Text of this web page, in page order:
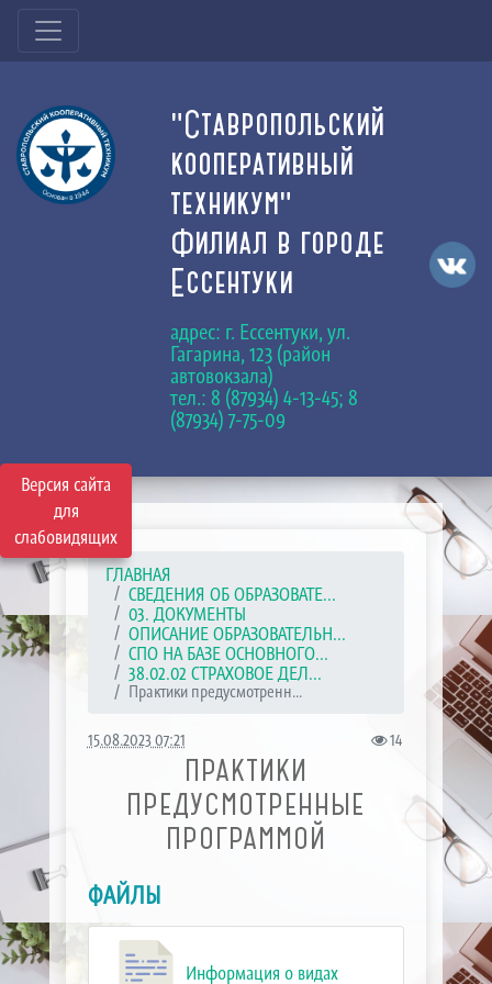
Версия сайта
для
слабовидящих
"Ставропольский
кооперативный
техникум"
Филиал в городе
Ессентуки
адрес: г. Ессентуки, ул.
Гагарина, 123 (район
автовокзала)
тел.: 8 (87934) 4-13-45; 8
(87934) 7-75-09
ГЛАВНАЯ
СВЕДЕНИЯ ОБ ОБРАЗОВАТЕ...
03. ДОКУМЕНТЫ
ОПИСАНИЕ ОБРАЗОВАТЕЛЬН...
СПО НА БАЗЕ ОСНОВНОГО...
38.02.02 СТРАХОВОЕ ДЕЛ...
Практики предусмотренн...
15.08.2023 07:21 14
ПРАКТИКИ
ПРЕДУСМОТРЕННЫЕ
ПРОГРАММОЙ
ФАЙЛЫ
Информация о видах